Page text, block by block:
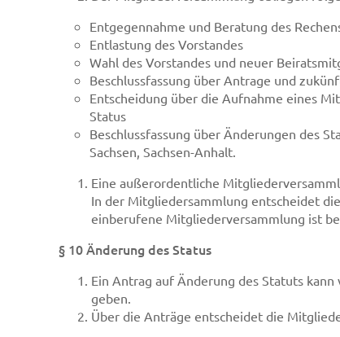
Entgegennahme und Beratung des
Entlastung des Vorstandes
Wahl des Vorstandes und neuer
Beschlussfassung über Antrage und
Entscheidung über die Aufnahme eines
Status
Beschlussfassung über Änderungen des
Sachsen, Sachsen-Anhalt.
Eine außerordentliche
In der Mitgliedersammlung entscheidet
einberufene Mitgliederversammlung ist
§ 10 Änderung des Status
Ein Antrag auf Änderung des Statuts
geben.
Über die Anträge entscheidet die